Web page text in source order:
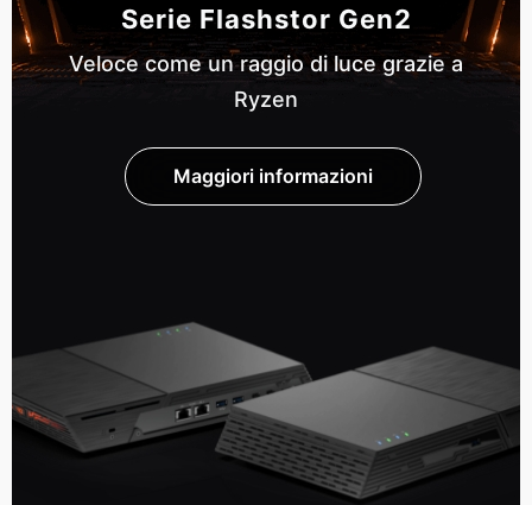
Serie Flashstor Gen2
Veloce come un raggio di luce grazie a
Ryzen
Maggiori informazioni